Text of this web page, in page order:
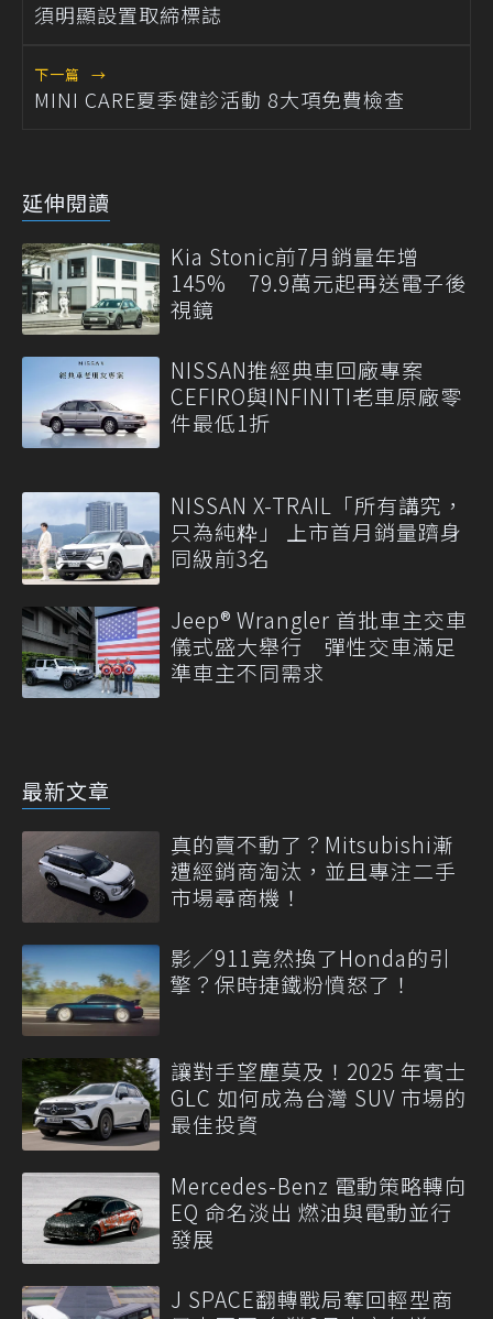
須明顯設置取締標誌
下一篇 →
MINI CARE夏季健診活動 8大項免費檢查
延伸閱讀
Kia Stonic前7月銷量年增
145% 79.9萬元起再送電子後
視鏡
NISSAN推經典車回廠專案
CEFIRO與INFINITI老車原廠零
件最低1折
NISSAN X-TRAIL「所有講究，
只為純粋」 上市首月銷量躋身
同級前3名
Jeep® Wrangler 首批車主交車
儀式盛大舉行 彈性交車滿足
準車主不同需求
最新文章
真的賣不動了？Mitsubishi漸
遭經銷商淘汰，並且專注二手
市場尋商機！
影／911竟然換了Honda的引
擎？保時捷鐵粉憤怒了！
讓對手望塵莫及！2025 年賓士
GLC 如何成為台灣 SUV 市場的
最佳投資
Mercedes-Benz 電動策略轉向
EQ 命名淡出 燃油與電動並行
發展
J SPACE翻轉戰局奪回輕型商